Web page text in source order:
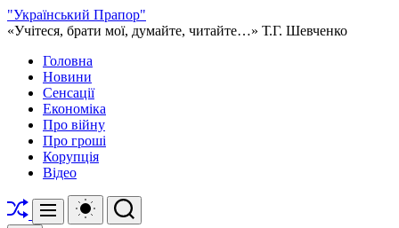
Перейти
до
"Український Прапор"
«Учітеся, брати мої, думайте, читайте…» Т.Г. Шевченко
Головна
Новини
Сенсації
Економіка
Про війну
Про гроші
Корупція
Відео
Перетасувати
Меню
Перемикач
кольорового
Пошук